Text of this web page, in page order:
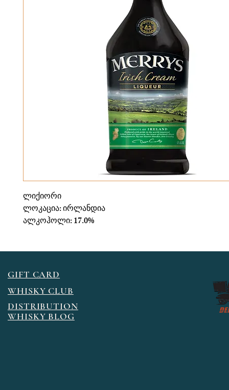
ლიქიორი
ლოკაცია: ირლანდია
ალკოჰოლი: 17.0%
GIFT CARD
WHISKY CLUB
DISTRIBUTION
WHISKY BLOG